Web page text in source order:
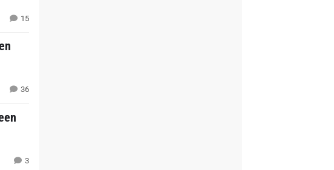
15
36
3